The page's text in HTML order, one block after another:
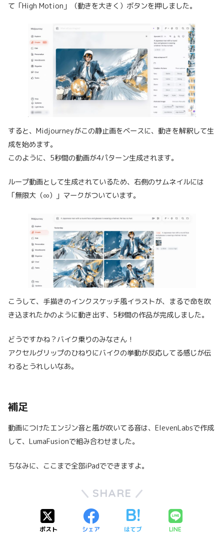
て「High Motion」（動きを大きく）ボタンを押しました。
すると、Midjourneyがこの静止画をベースに、動きを解釈して生
成を始めます。
このように、5秒間の動画が4パターン生成されます。
ループ動画として生成されているため、右側のサムネイルには
「無限大（∞）」マークがついています。
こうして、手描きのインクスケッチ風イラストが、まるで命を吹
き込まれたかのように動き出す、5秒間の作品が完成しました。
どうですかね？バイク乗りのみなさん！
アクセルグリップのひねりにバイクの挙動が反応してる感じが伝
わるとうれしいなあ。
補足
動画につけたエンジン音と風が吹いてる音は、ElevenLabsで作成
して、LumaFusionで組み合わせました。
ちなみに、ここまで全部iPadでできますよ。
SHARE
ポスト シェア はてブ LINE